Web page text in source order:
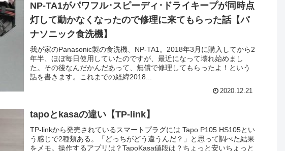
NP-TA1がパワフル･スピーディ･ドライキープが同時点
灯して動かなくなったので修理に来てもらった話【パ
ナソニック食洗機】
我が家のPanasonic製の食洗機、NP-TA1。2018年3月に購入してから2
年半、ほぼ毎日使用していたのですが、最近になって壊れ始めまし
た。その後なんだかんだあって、無償で修理してもらったよ！という
話を書きます。これまでの経緯2018...
2020.12.21
tapoとkasaの違い【TP-link】
TP-linkから発売されているスマートプラグには Tapo P105 HS105とい
う感じで2種類ある。「どっちがどう違うんだ？」と思って調べた結果
をメモ。操作するアプリは？TapoKasa値段は？ちょっと安いちょっと